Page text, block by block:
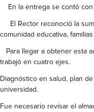
En la entrega se contó con
El Rector reconoció la
comunidad educativa,
Para llegar a obtener esta
trabajó en cuatro ejes.
Diagnóstico en salud, plan
universidad.
Fue necesario revisar el